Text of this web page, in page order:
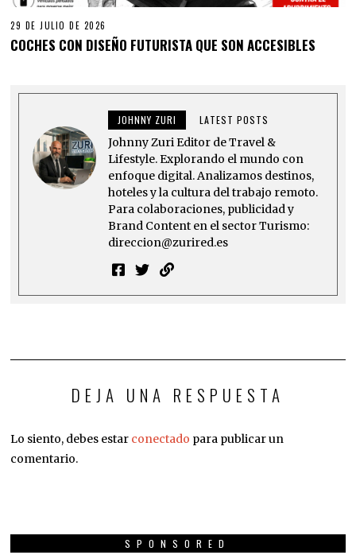
29 DE JULIO DE 2026
COCHES CON DISEÑO FUTURISTA QUE SON ACCESIBLES
JOHNNY ZURI LATEST POSTS
Johnny Zuri Editor de Travel &
Lifestyle. Explorando el mundo con
enfoque digital. Analizamos destinos,
hoteles y la cultura del trabajo remoto.
Para colaboraciones, publicidad y
Brand Content en el sector Turismo:
direccion@zurired.es
DEJA UNA RESPUESTA
Lo siento, debes estar conectado para publicar un
comentario.
SPONSORED